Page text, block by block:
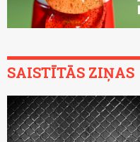
SAISTĪTĀS ZIŅAS